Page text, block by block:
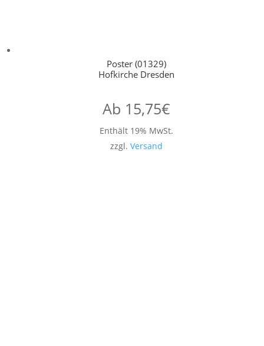
Poster (01329)
Hofkirche Dresden
Ab 15,75€
Enthält 19% MwSt.
zzgl. Versand